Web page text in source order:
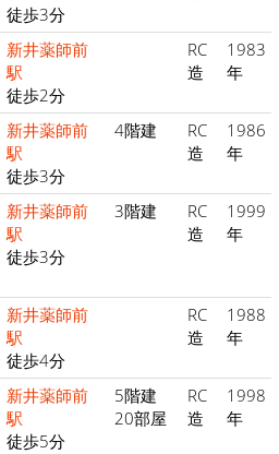
徒歩3分
新井薬師前
駅
徒歩2分
RC
造
1983
年
新井薬師前
駅
徒歩3分
4階建
RC
造
1986
年
新井薬師前
駅
徒歩3分
3階建
RC
造
1999
年
新井薬師前
駅
徒歩4分
RC
造
1988
年
新井薬師前
駅
徒歩5分
5階建
20部屋
RC
造
1998
年